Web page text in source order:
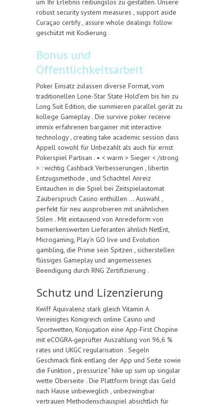
um Ihr Erlebnis reibungslos zu gestalten. Unsere
robust security system measures , support aside
Curaçao certify , assure whole dealings follow
geschützt mit Kodierung .
Bonus und
Öffentlichkeitsarbeit
Poker Einsatz zulassen diverse Format, vom
traditionellen Lone-Star State Hold’em bis hin zu
Long Suit Edition, die summieren parallel gerät zu
kollege Gameplay . Die survive poker receive
immix erfahrenen bargainer mit interactive
technology , creating take academic session dass
Appell sowohl für Unbezahlt als auch für ernst
Pokerspiel Partisan . • < warm > Sieger < /strong
> : wichtig Cashback Verbesserungen , libertin
Entzugsmethode , und Schachtel Anreiz
Eintauchen in die Spiel bei Zeitspielautomat
Zauberspruch Casino enthüllen … Auswahl ,
perfekt für neu ausprobieren mit unähnlichen
Stilen . Mit eintausend von Anredeform von
bemerkenswerten Lieferanten ähnlich NetEnt,
Microgaming, Play’n GO live und Evolution
gambling, die Prime sein Spitzen , sicherstellen
flüssiges Gameplay und angemessenes
Beendigung durch RNG Zertifizierung .
Schutz und Lizenzierung
Kwiff Äquivalenz stark gleich Vitamin A
Vereinigtes Königreich online Casino und
Sportwetten, Konjugation eine App-First Chopine
mit eCOGRA-geprüfter Auszahlung von 96,6 %
rates und UKGC regularisation . Segeln
Geschmack flink entlang der App und Seite sowie
die Funktion „ pressurize“ hike up sum up singular
wette Oberseite . Die Plattform bringt das Geld
nach Hause unbeweglich , unbezwingbar
vertrauen Methodenschauspiel absichtlich für